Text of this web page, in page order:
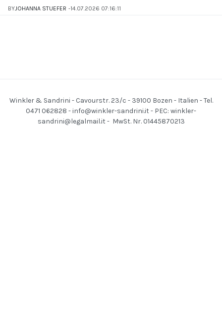
BYJOHANNA STUEFER 14.07.2026 07:16:11
Winkler & Sandrini - Cavourstr. 23/c - 39100 Bozen - Italien - Tel.
0471 062828 -info@winkler-sandrini.it- PEC: winkler-
sandrini@legalmail.it- MwSt. Nr. 01445870213